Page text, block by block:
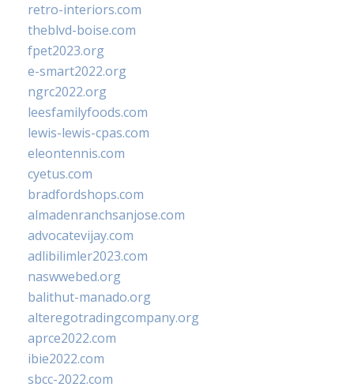
retro-interiors.com
theblvd-boise.com
fpet2023.org
e-smart2022.org
ngrc2022.org
leesfamilyfoods.com
lewis-lewis-cpas.com
eleontennis.com
cyetus.com
bradfordshops.com
almadenranchsanjose.com
advocatevijay.com
adlibilimler2023.com
naswwebed.org
balithut-manado.org
alteregotradingcompany.org
aprce2022.com
ibie2022.com
sbcc-2022.com